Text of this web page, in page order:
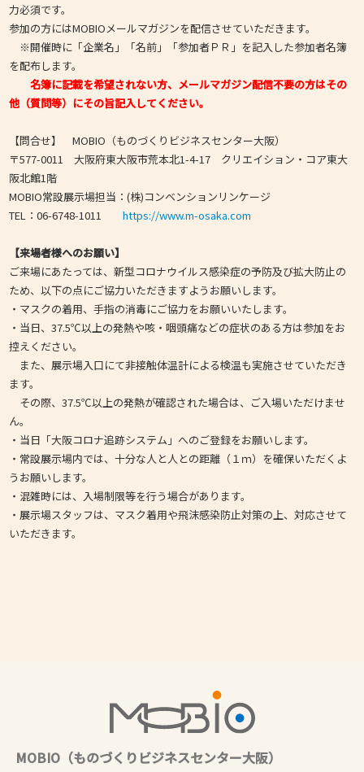
力必須です。
参加の方にはMOBIOメールマガジンを配信させていただきます。
※開催時に「企業名」「名前」「参加者ＰＲ」を記入した参加者名簿
を配布します。
名簿に記載を希望されない方、メールマガジン配信不要の方はその
他（質問等）にその旨記入してください。
【問合せ】 MOBIO（ものづくりビジネスセンター大阪）
〒577-0011 大阪府東大阪市荒本北1-4-17 クリエイション・コア東大
阪北館1階
MOBIO常設展示場担当：(株)コンベンションリンケージ
TEL：06-6748-1011https://www.m-osaka.com
【来場者様へのお願い】
ご来場にあたっては、新型コロナウイルス感染症の予防及び拡大防止の
ため、以下の点にご協力いただきますようお願いします。
・マスクの着用、手指の消毒にご協力をお願いいたします。
・当日、37.5℃以上の発熱や咳・咽頭痛などの症状のある方は参加をお
控えください。
また、展示場入口にて非接触体温計による検温も実施させていただき
ます。
その際、37.5℃以上の発熱が確認された場合は、ご入場いただけませ
ん。
・当日「大阪コロナ追跡システム」へのご登録をお願いします。
・常設展示場内では、十分な人と人との距離（１ｍ）を確保いただくよ
うお願いします。
・混雑時には、入場制限等を行う場合があります。
・展示場スタッフは、マスク着用や飛沫感染防止対策の上、対応させて
いただきます。
MOBIO（ものづくりビジネスセンター大阪）